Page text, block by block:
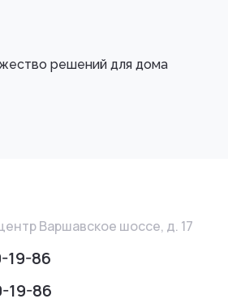
решений для дома
Варшавское шоссе, д. 17
19-86
19-86